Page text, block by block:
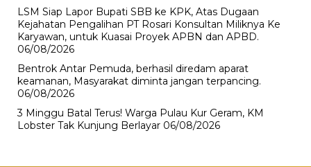
LSM Siap Lapor Bupati SBB ke KPK, Atas Dugaan
Kejahatan Pengalihan PT Rosari Konsultan Miliknya Ke
Karyawan, untuk Kuasai Proyek APBN dan APBD.
06/08/2026
Bentrok Antar Pemuda, berhasil diredam aparat
keamanan, Masyarakat diminta jangan terpancing.
06/08/2026
3 Minggu Batal Terus! Warga Pulau Kur Geram, KM
Lobster Tak Kunjung Berlayar 06/08/2026